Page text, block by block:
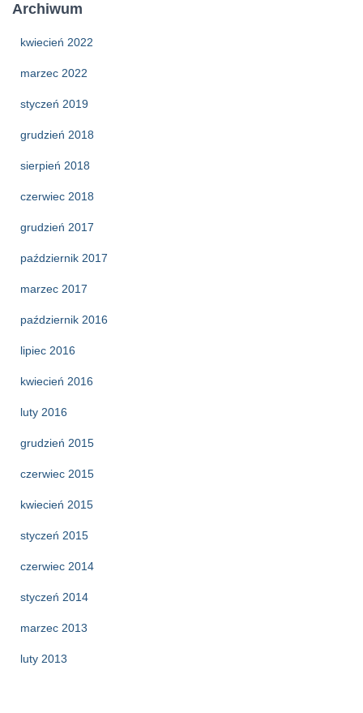
Archiwum
kwiecień 2022
marzec 2022
styczeń 2019
grudzień 2018
sierpień 2018
czerwiec 2018
grudzień 2017
październik 2017
marzec 2017
październik 2016
lipiec 2016
kwiecień 2016
luty 2016
grudzień 2015
czerwiec 2015
kwiecień 2015
styczeń 2015
czerwiec 2014
styczeń 2014
marzec 2013
luty 2013